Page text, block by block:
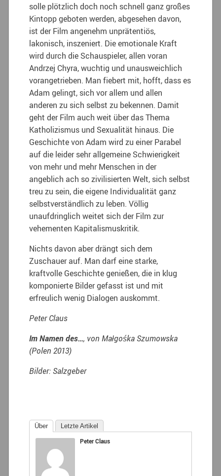
solle plötzlich doch noch schnell ganz großes
Kintopp geboten werden, abgesehen davon,
ist der Film angenehm unprätentiös,
lakonisch, inszeniert. Die emotionale Kraft
wird durch die Schauspieler, allen voran
Andrzej Chyra, wuchtig und unausweichlich
vorangetrieben. Man fiebert mit, hofft, dass es
Adam gelingt, sich vor allem und allen
anderen zu sich selbst zu bekennen. Damit
geht der Film auch weit über das Thema
Katholizismus und Sexualität hinaus. Die
Geschichte von Adam wird zu einer Parabel
auf die leider sehr allgemeine Schwierigkeit
von mehr und mehr Menschen in der
angeblich ach so zivilisierten Welt, sich selbst
treu zu sein, die eigene Individualität ganz
selbstverständlich zu leben. Völlig
unaufdringlich weitet sich der Film zur
vehementen Kapitalismuskritik.
Nichts davon aber drängt sich dem
Zuschauer auf. Man darf eine starke,
kraftvolle Geschichte genießen, die in klug
komponierte Bilder gefasst ist und mit
erfreulich wenig Dialogen auskommt.
Peter Claus
Im Namen des…, von Małgośka Szumowska
(Polen 2013)
Bilder: Salzgeber
Über Letzte Artikel
Peter Claus